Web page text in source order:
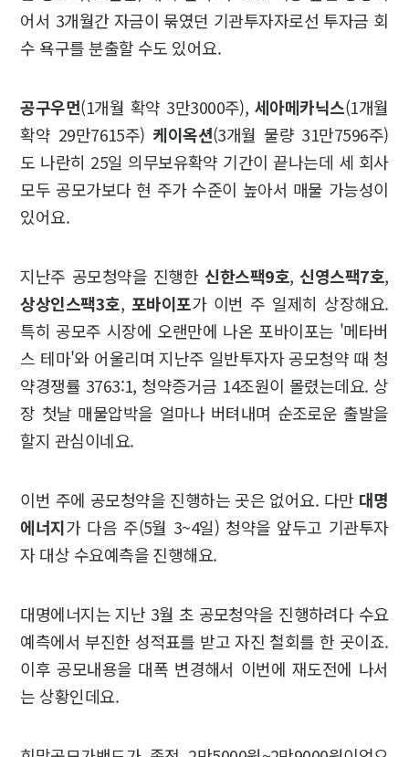
어서 3개월간 자금이 묶였던 기관투자자로선 투자금 회
수 욕구를 분출할 수도 있어요.
공구우먼(1개월 확약 3만3000주), 세아메카닉스(1개월
확약 29만7615주) 케이옥션(3개월 물량 31만7596주)
도 나란히 25일 의무보유확약 기간이 끝나는데 세 회사
모두 공모가보다 현 주가 수준이 높아서 매물 가능성이
있어요.
지난주 공모청약을 진행한 신한스팩9호, 신영스팩7호,
상상인스팩3호, 포바이포가 이번 주 일제히 상장해요.
특히 공모주 시장에 오랜만에 나온 포바이포는 '메타버
스 테마'와 어울리며 지난주 일반투자자 공모청약 때 청
약경쟁률 3763:1, 청약증거금 14조원이 몰렸는데요. 상
장 첫날 매물압박을 얼마나 버텨내며 순조로운 출발을
할지 관심이네요.
이번 주에 공모청약을 진행하는 곳은 없어요. 다만 대명
에너지가 다음 주(5월 3~4일) 청약을 앞두고 기관투자
자 대상 수요예측을 진행해요.
대명에너지는 지난 3월 초 공모청약을 진행하려다 수요
예측에서 부진한 성적표를 받고 자진 철회를 한 곳이죠.
이후 공모내용을 대폭 변경해서 이번에 재도전에 나서
는 상황인데요.